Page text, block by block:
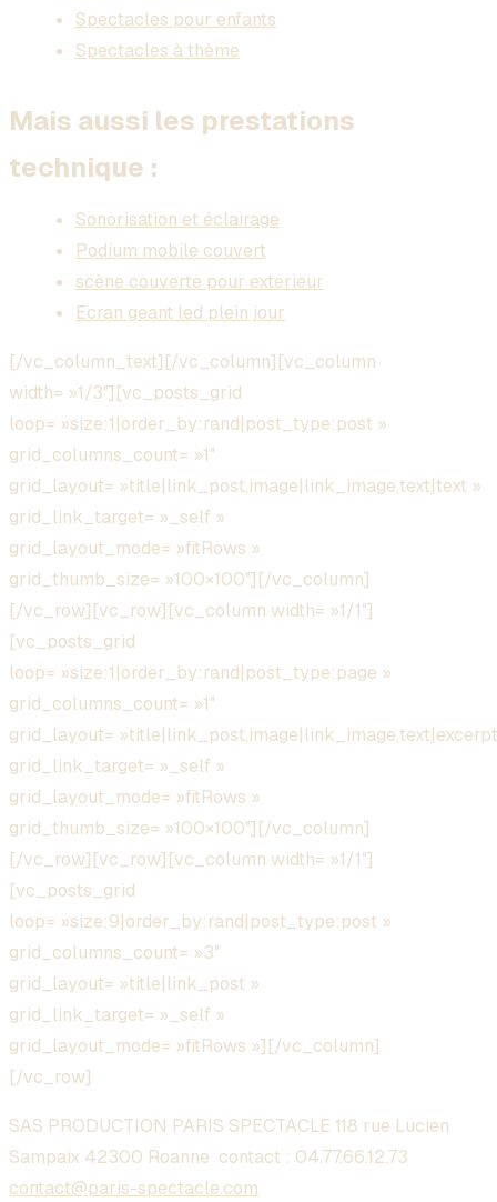
Spectacles pour enfants
Spectacles à thème
Mais aussi les prestations
technique :
Sonorisation et éclairage
Podium mobile couvert
scène couverte pour exterieur
Ecran geant led plein jour
[/vc_column_text][/vc_column][vc_column
width= »1/3″][vc_posts_grid
loop= »size:1|order_by:rand|post_type:post »
grid_columns_count= »1″
grid_layout= »title|link_post,image|link_image,text|text »
grid_link_target= »_self »
grid_layout_mode= »fitRows »
grid_thumb_size= »100×100″][/vc_column]
[/vc_row][vc_row][vc_column width= »1/1″]
[vc_posts_grid
loop= »size:1|order_by:rand|post_type:page »
grid_columns_count= »1″
grid_layout=
grid_link_target= »_self »
grid_layout_mode= »fitRows »
grid_thumb_size= »100×100″][/vc_column]
[/vc_row][vc_row][vc_column width= »1/1″]
[vc_posts_grid
loop= »size:9|order_by:rand|post_type:post »
grid_columns_count= »3″
grid_layout= »title|link_post »
grid_link_target= »_self »
grid_layout_mode= »fitRows »][/vc_column]
[/vc_row]
SAS PRODUCTION PARIS SPECTACLE 118 rue Lucien
Sampaix 42300 Roanne contact : 04.77.66.12.73
contact@paris-spectacle.com